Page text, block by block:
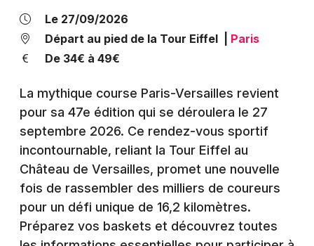
Grands événements
Activité & Expérience
Foires & salons
Spectacles
Sports
Lyon
Marseille
Mulhouse
Montpellier
Nantes
Nice
Paris
Strasbourg
Le 27/09/2026
Départ au pied de la Tour Eiffel
Paris
De 34€ à 49€
La mythique course Paris-Versailles revient
pour sa 47e édition qui se déroulera le 27
septembre 2026. Ce rendez-vous sportif
incontournable, reliant la Tour Eiffel au
Château de Versailles, promet une nouvelle
fois de rassembler des milliers de coureurs
pour un défi unique de 16,2 kilomètres.
Préparez vos baskets et découvrez toutes
Aujourd'hui
Demain